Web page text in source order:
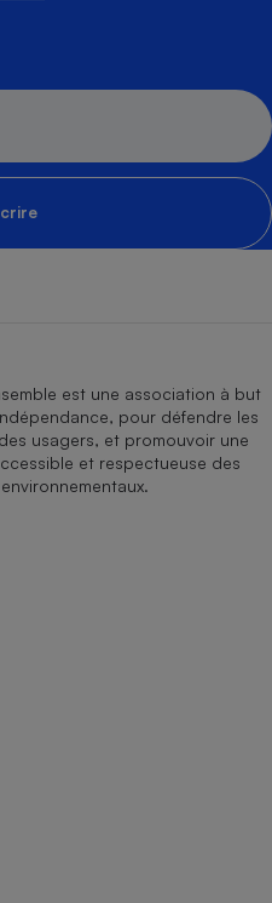
est une association à but
pour défendre les
usagers, et promouvoir une
et respectueuse des